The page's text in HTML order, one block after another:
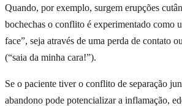
Quando, por exemplo, surgem erupções
bochechas o conflito é experimentado como
face”, seja através de uma perda de contato
(“saia da minha cara!”).
Se o paciente tiver o conflito de separação
abandono pode potencializar a inflamação,